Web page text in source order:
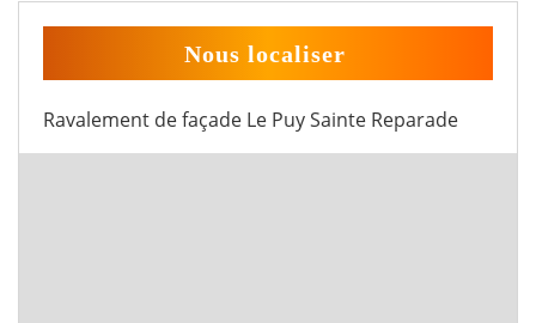
Nous localiser
Ravalement de façade Le Puy Sainte Reparade